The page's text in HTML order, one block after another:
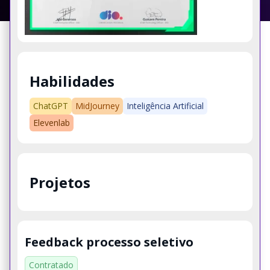
Habilidades
ChatGPT MidJourney
Inteligência Artificial
Elevenlab
Projetos
Feedback processo seletivo
Contratado